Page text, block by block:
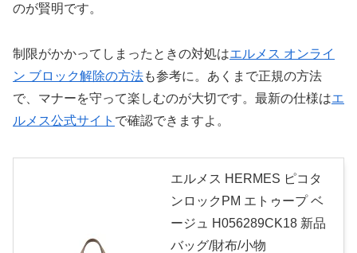
のが賢明です。
制限がかかってしまったときの対処はエルメス オンライ
ン ブロック解除の方法も参考に。あくまで正規の方法
で、マナーを守って楽しむのが大切です。最新の仕様はエ
ルメス公式サイト で確認できますよ。
エルメス HERMES ピコタ
ンロックPM エトゥープ ベ
ージュ H056289CK18 新品
バッグ/財布/小物